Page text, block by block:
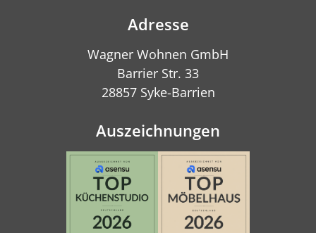
Adresse
Wagner Wohnen GmbH
Barrier Str. 33
28857 Syke-Barrien
Auszeichnungen